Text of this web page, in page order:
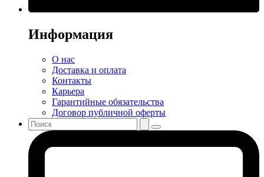
Информация
О нас
Доставка и оплата
Контакты
Карьера
Гарантийные обязательства
Договор публичной оферты